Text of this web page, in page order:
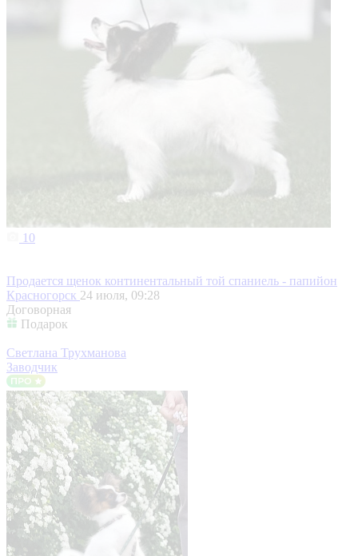
10
Продается щенок континентальный той спаниель - папийон
Красногорск 24 июля, 09:28
Договорная
Подарок
Светлана Трухманова
Заводчик